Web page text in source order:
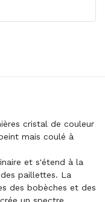
cristal de couleur
mais coulé à
et s'étend à la
paillettes. La
des bobèches et des